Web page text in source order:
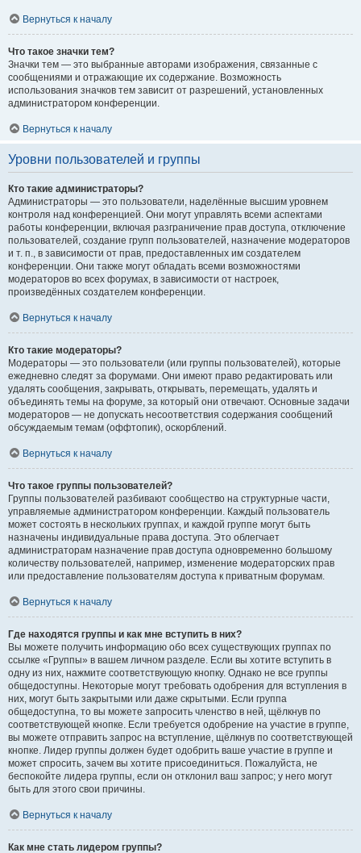
Вернуться к началу
Что такое значки тем?
Значки тем — это выбранные авторами изображения, связанные с
сообщениями и отражающие их содержание. Возможность
использования значков тем зависит от разрешений, установленных
администратором конференции.
Вернуться к началу
Уровни пользователей и группы
Кто такие администраторы?
Администраторы — это пользователи, наделённые высшим уровнем
контроля над конференцией. Они могут управлять всеми аспектами
работы конференции, включая разграничение прав доступа, отключение
пользователей, создание групп пользователей, назначение модераторов
и т. п., в зависимости от прав, предоставленных им создателем
конференции. Они также могут обладать всеми возможностями
модераторов во всех форумах, в зависимости от настроек,
произведённых создателем конференции.
Вернуться к началу
Кто такие модераторы?
Модераторы — это пользователи (или группы пользователей), которые
ежедневно следят за форумами. Они имеют право редактировать или
удалять сообщения, закрывать, открывать, перемещать, удалять и
объединять темы на форуме, за который они отвечают. Основные задачи
модераторов — не допускать несоответствия содержания сообщений
обсуждаемым темам (оффтопик), оскорблений.
Вернуться к началу
Что такое группы пользователей?
Группы пользователей разбивают сообщество на структурные части,
управляемые администратором конференции. Каждый пользователь
может состоять в нескольких группах, и каждой группе могут быть
назначены индивидуальные права доступа. Это облегчает
администраторам назначение прав доступа одновременно большому
количеству пользователей, например, изменение модераторских прав
или предоставление пользователям доступа к приватным форумам.
Вернуться к началу
Где находятся группы и как мне вступить в них?
Вы можете получить информацию обо всех существующих группах по
ссылке «Группы» в вашем личном разделе. Если вы хотите вступить в
одну из них, нажмите соответствующую кнопку. Однако не все группы
общедоступны. Некоторые могут требовать одобрения для вступления в
них, могут быть закрытыми или даже скрытыми. Если группа
общедоступна, то вы можете запросить членство в ней, щёлкнув по
соответствующей кнопке. Если требуется одобрение на участие в группе,
вы можете отправить запрос на вступление, щёлкнув по соответствующей
кнопке. Лидер группы должен будет одобрить ваше участие в группе и
может спросить, зачем вы хотите присоединиться. Пожалуйста, не
беспокойте лидера группы, если он отклонил ваш запрос; у него могут
быть для этого свои причины.
Вернуться к началу
Как мне стать лидером группы?